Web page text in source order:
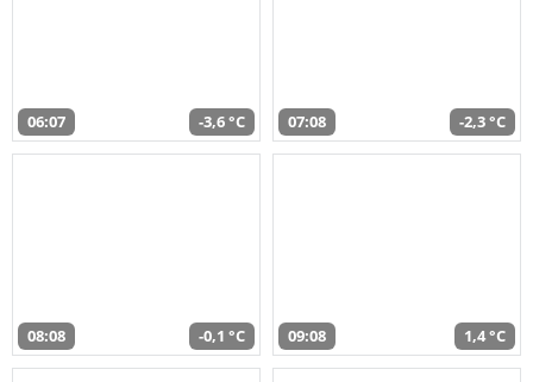
06:07 -3,6 °C 07:08 -2,3 °C
08:08 -0,1 °C 09:08 1,4 °C